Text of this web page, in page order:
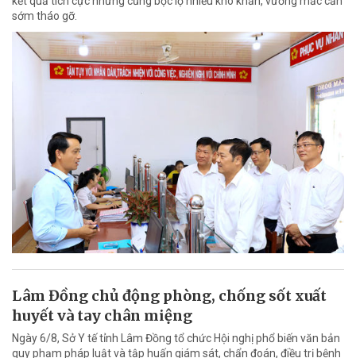
sớm tháo gỡ.
Lâm Đồng chủ động phòng, chống sốt xuất
huyết và tay chân miệng
Ngày 6/8, Sở Y tế tỉnh Lâm Đồng tổ chức Hội nghị phổ biến văn bản
quy phạm pháp luật và tập huấn giám sát, chẩn đoán, điều trị bệnh